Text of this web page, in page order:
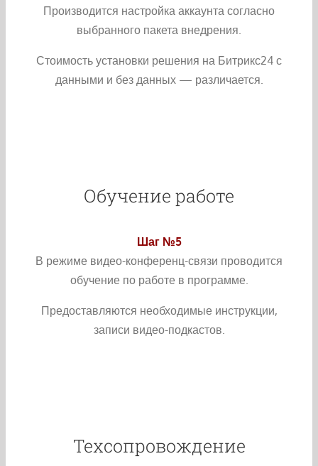
Производится настройка аккаунта согласно
выбранного пакета внедрения.
Стоимость установки решения на Битрикс24 с
данными и без данных — различается.
Обучение работе
Шаг №5
В режиме видео-конференц-связи проводится
обучение по работе в программе.
Предоставляются необходимые инструкции,
записи видео-подкастов.
Техсопровождение